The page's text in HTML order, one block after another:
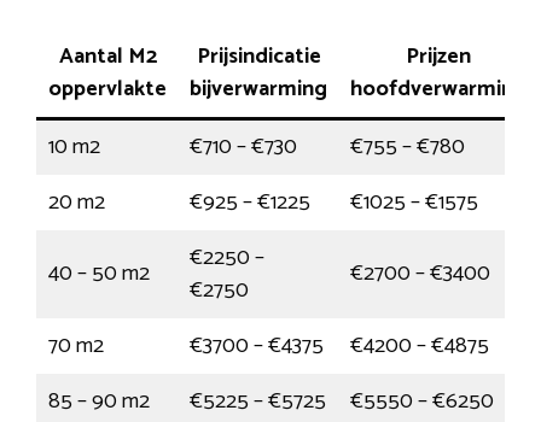
Aantal M2
oppervlakte
Prijsindicatie
bijverwarming
Prijzen
hoofdverwarming
10 m2
€710 – €730
€755 – €780
20 m2
€925 – €1225
€1025 – €1575
40 – 50 m2
€2250 –
€2750
€2700 – €3400
70 m2
€3700 – €4375
€4200 – €4875
85 – 90 m2
€5225 – €5725 €5550 – €6250